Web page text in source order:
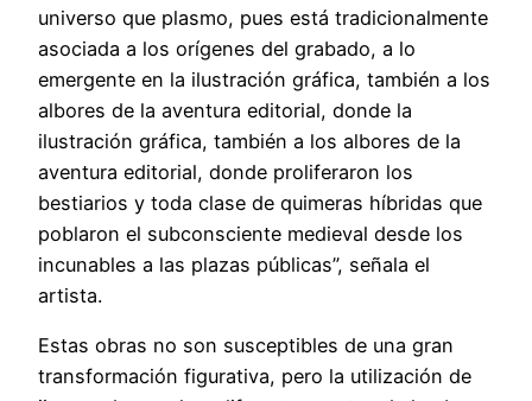
universo que plasmo, pues está tradicionalmente
asociada a los orígenes del grabado, a lo
emergente en la ilustración gráfica, también a los
albores de la aventura editorial, donde la
ilustración gráfica, también a los albores de la
aventura editorial, donde proliferaron los
bestiarios y toda clase de quimeras híbridas que
poblaron el subconsciente medieval desde los
incunables a las plazas públicas”, señala el
artista.
Estas obras no son susceptibles de una gran
transformación figurativa, pero la utilización de